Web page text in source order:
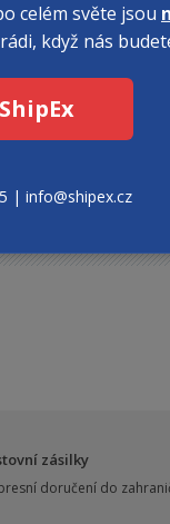
celém světe jsou
když nás
| info@shipex.cz
do zahraničí
zásilky
doručení do